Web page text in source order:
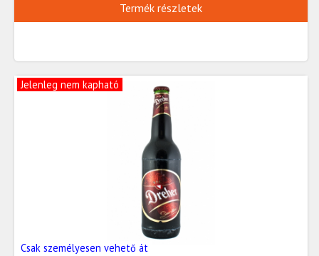
Termék részletek
Jelenleg nem kapható
Csak személyesen vehető át